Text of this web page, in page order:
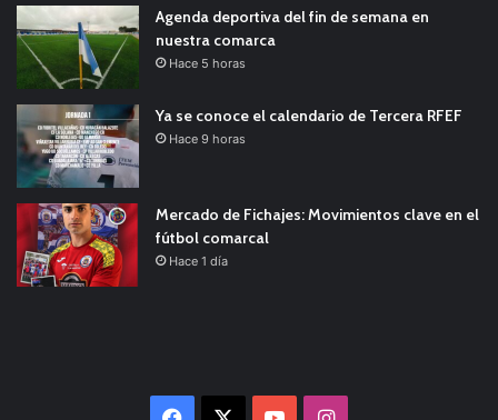
Agenda deportiva del fin de semana en
nuestra comarca
Hace 5 horas
Ya se conoce el calendario de Tercera RFEF
Hace 9 horas
Mercado de Fichajes: Movimientos clave en el
fútbol comarcal
Hace 1 día